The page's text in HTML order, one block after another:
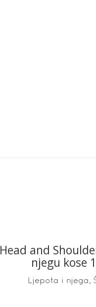
READ
Head and
njegu kose
Ljepota i njega,